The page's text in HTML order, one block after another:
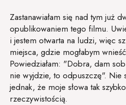
Zastanawiałam się nad tym już
opublikowaniem tego filmu.
i jestem otwarta na ludzi, więc
miejsca, gdzie mogłabym
Powiedziałam: "Dobra, dam
nie wyjdzie, to odpuszczę". Nie
jednak, że moje słowa tak
rzeczywistością.